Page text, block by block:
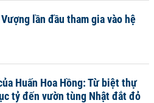
lần đầu tham gia vào hệ
Huấn Hoa Hồng: Từ biệt thự
tỷ đến vườn tùng Nhật đắt đỏ